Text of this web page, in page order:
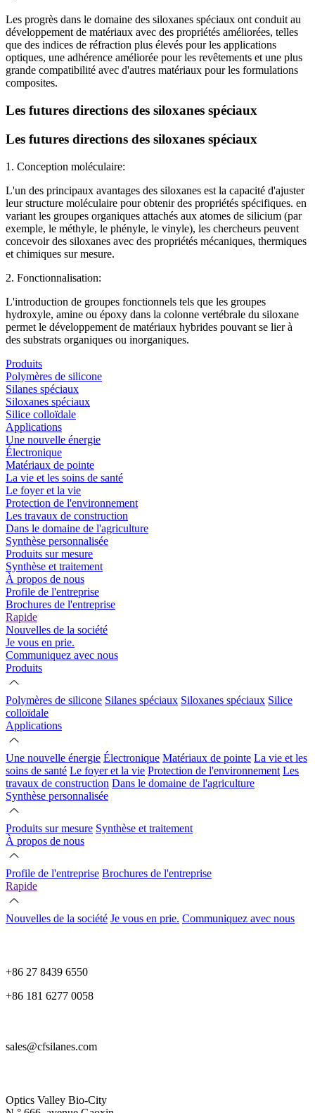
Les progrès dans le domaine des siloxanes spéciaux ont conduit au
développement de matériaux avec des propriétés améliorées, telles
que des indices de réfraction plus élevés pour les applications
optiques, une adhérence améliorée pour les revêtements et une plus
grande compatibilité avec d'autres matériaux pour les formulations
composites.
Les futures directions des siloxanes spéciaux
Les futures directions des siloxanes spéciaux
1. Conception moléculaire:
L'un des principaux avantages des siloxanes est la capacité d'ajuster
leur structure moléculaire pour obtenir des propriétés spécifiques. en
variant les groupes organiques attachés aux atomes de silicium (par
exemple, le méthyle, le phényle, le vinyle), les chercheurs peuvent
concevoir des siloxanes avec des propriétés mécaniques, thermiques
et chimiques sur mesure.
2. Fonctionnalisation:
L'introduction de groupes fonctionnels tels que les groupes
hydroxyle, amine ou époxy dans la colonne vertébrale du siloxane
permet le développement de matériaux hybrides pouvant se lier à
des substrats organiques ou inorganiques.
Produits
Polymères de silicone
Silanes spéciaux
Siloxanes spéciaux
Silice colloïdale
Applications
Une nouvelle énergie
Électronique
Matériaux de pointe
La vie et les soins de santé
Le foyer et la vie
Protection de l'environnement
Les travaux de construction
Dans le domaine de l'agriculture
Synthèse personnalisée
Produits sur mesure
Synthèse et traitement
À propos de nous
Profile de l'entreprise
Brochures de l'entreprise
Rapide
Nouvelles de la société
Je vous en prie.
Communiquez avec nous
Produits
Polymères de silicone Silanes spéciaux Siloxanes spéciaux Silice
colloïdale
Applications
Une nouvelle énergie Électronique Matériaux de pointe La vie et les
soins de santé Le foyer et la vie Protection de l'environnement Les
travaux de construction Dans le domaine de l'agriculture
Synthèse personnalisée
Produits sur mesure Synthèse et traitement
À propos de nous
Profile de l'entreprise Brochures de l'entreprise
Rapide
Nouvelles de la société Je vous en prie. Communiquez avec nous
+86 27 8439 6550
+86 181 6277 0058
sales@cfsilanes.com
Optics Valley Bio-City